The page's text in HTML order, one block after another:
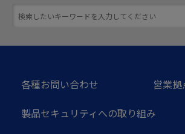
各種お問い合わせ
営業拠
製品セキュリティへの取り組み